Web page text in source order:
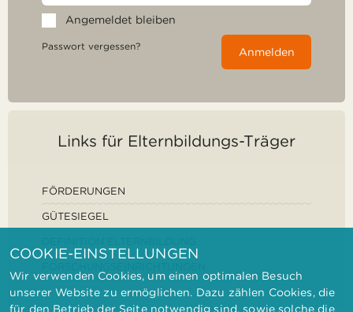
Angemeldet bleiben
Passwort vergessen? Anmelden
Links für Elternbildungs-Träger
FÖRDERUNGEN
GÜTESIEGEL
COOKIE-EINSTELLUNGEN
Wir verwenden Cookies, um einen optimalen Besuch
unserer Website zu ermöglichen. Dazu zählen Cookies, die
für den Betrieb der Seite notwendig sind, sowie solche die